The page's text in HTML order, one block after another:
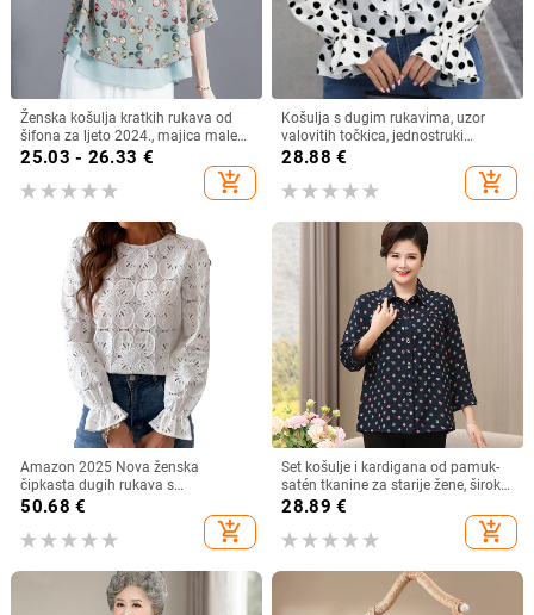
Ženska košulja kratkih rukava od
šifona za ljeto 2024., majica male
veličine, plus size
25.03 - 26.33 €
add_shopping_cart
Košulja s dugim rukavima, uzor
valovitih točkica, jednostruki
zatvarač, poliester 90–95%
28.88 €
add_shopping_cart
Amazon 2025 Nova ženska
čipkasta dugih rukava s
podstavom, modna šuplja heklana
50.68 €
add_shopping_cart
Set košulje i kardigana od pamuk-
satén tkanine za starije žene, širok
kroj, plus veličina, ljeto–jesen
28.89 €
add_shopping_cart